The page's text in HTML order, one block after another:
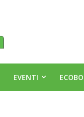
EVENTI